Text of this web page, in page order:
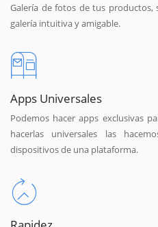
Galería de fotos de tus productos,
galería intuitiva y amigable.
Apps Universales
Podemos hacer apps exclusivas
hacerlas universales las
dispositivos de una plataforma.